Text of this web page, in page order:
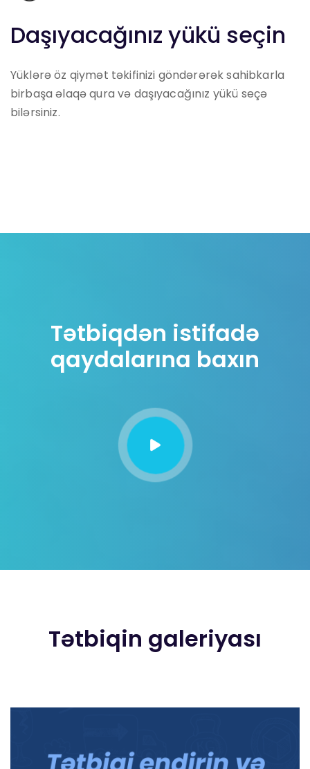
Daşıyacağınız yükü seçin
Yüklərə öz qiymət təkifinizi göndərərək sahibkarla
birbaşa əlaqə qura və daşıyacağınız yükü seçə
bilərsiniz.
Tətbiqdən istifadə
qaydalarına baxın
Tətbiqin galeriyası